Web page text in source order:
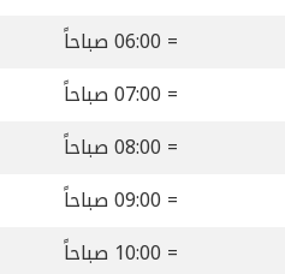
= 06:00 صباحاً
= 07:00 صباحاً
= 08:00 صباحاً
= 09:00 صباحاً
= 10:00 صباحاً